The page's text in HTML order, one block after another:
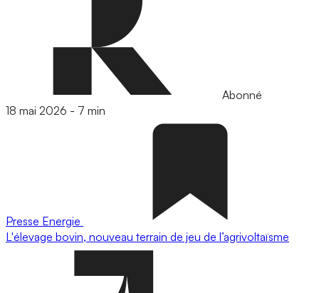
Abonné
18 mai 2026 - 7 min
Presse Energie
L'élevage bovin, nouveau terrain de jeu de l’agrivoltaïsme